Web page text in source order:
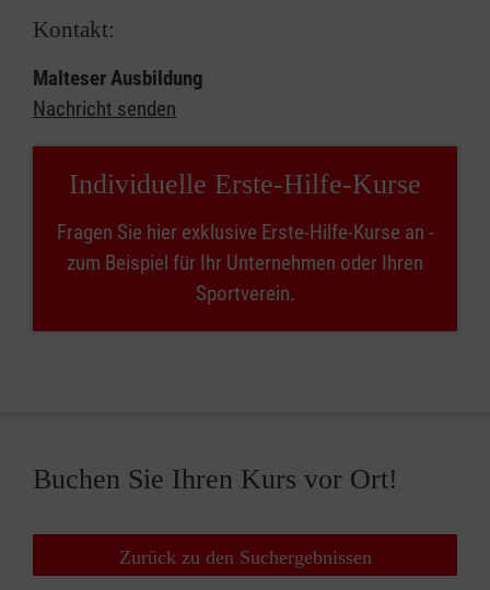
Kontakt:
Malteser Ausbildung
Nachricht senden
Individuelle Erste-Hilfe-Kurse
Fragen Sie hier exklusive Erste-Hilfe-Kurse an -
zum Beispiel für Ihr Unternehmen oder Ihren
Sportverein.
Buchen Sie Ihren Kurs vor Ort!
Zurück zu den Suchergebnissen